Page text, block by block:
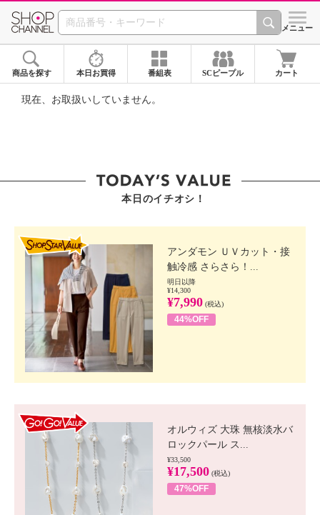
SHOP CHANNEL ショッ
メニュー
商品を探す 本日お買得 番組表 SCピープル カート
現在、お取扱いしていません。
本日のイチオシ！
アンダモン ＵＶカット・接
触冷感 さらさら！...
明日以降
¥14,300
¥7,990 (税込)
44%OFF
オルウィズ 大珠 無核淡水バ
ロックパール ス...
¥33,500
¥17,500 (税込)
47%OFF